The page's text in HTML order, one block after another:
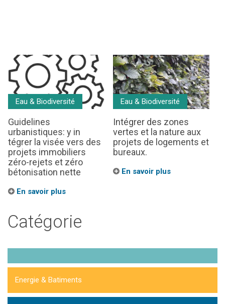
Eau & Biodiversité
Guidelines
urbanistiques: y in
tégrer la visée vers des
projets immobiliers
zéro-rejets et zéro
bétonisation nette
En savoir plus
Eau & Biodiversité
Intégrer des zones
vertes et la nature aux
projets de logements et
bureaux.
En savoir plus
Catégorie
Energie & Batiments